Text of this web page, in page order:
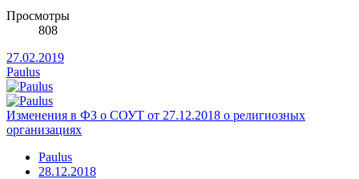
Просмотры
808
27.02.2019
Paulus
Изменения в ФЗ о СОУТ от 27.12.2018 о религиозных
организациях
Paulus
28.12.2018